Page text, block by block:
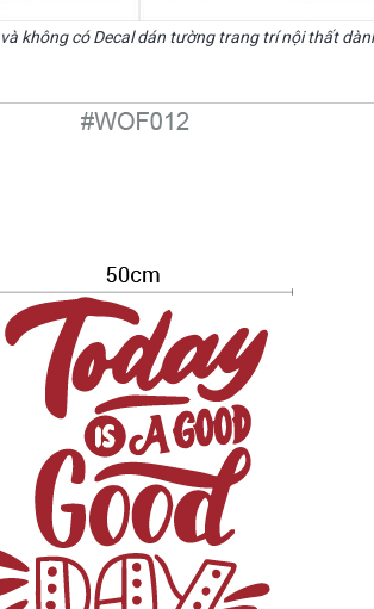
không có Decal dán tường trang trí nội thất